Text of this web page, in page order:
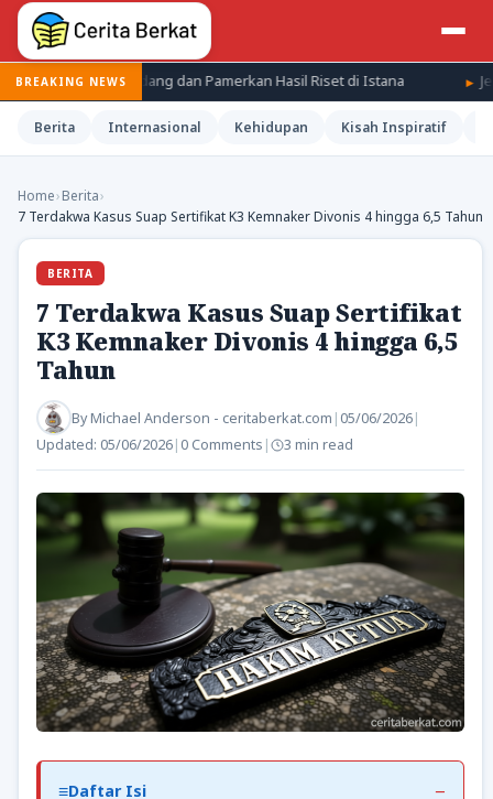
BREAKING NEWS
Diundang dan Pamerkan Hasil Riset di Istana Jepang
Berita Internasional Kehidupan Kisah Inspiratif
Home›Berita›
7 Terdakwa Kasus Suap Sertifikat K3 Kemnaker Divonis 4 hingga 6,5 Tahun
BERITA
7 Terdakwa Kasus Suap Sertifikat
K3 Kemnaker Divonis 4 hingga 6,5
Tahun
ByMichael Anderson - ceritaberkat.com | 05/06/2026|
Updated: 05/06/2026| 0 Comments | 3 min read
Daftar Isi